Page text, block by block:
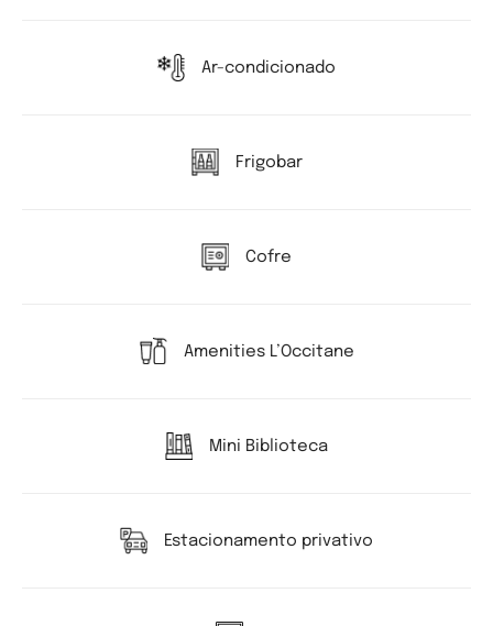
Ar-condicionado
Frigobar
Cofre
Amenities L’Occitane
Mini Biblioteca
Estacionamento privativo